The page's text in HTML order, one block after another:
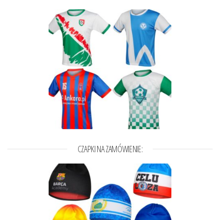
CZAPKI NA ZAMÓWIENIE: